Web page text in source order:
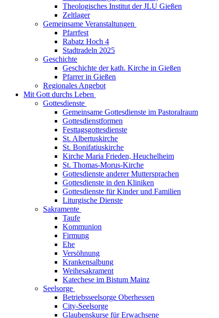
Theologisches Institut der JLU Gießen
Zeltlager
Gemeinsame Veranstaltungen
Pfarrfest
Rabatz Hoch 4
Stadtradeln 2025
Geschichte
Geschichte der kath. Kirche in Gießen
Pfarrer in Gießen
Regionales Angebot
Mit Gott durchs Leben
Gottesdienste
Gemeinsame Gottesdienste im Pastoralraum
Gottesdienstformen
Festtagsgottesdienste
St. Albertuskirche
St. Bonifatiuskirche
Kirche Maria Frieden, Heuchelheim
St. Thomas-Morus-Kirche
Gottesdienste anderer Muttersprachen
Gottesdienste in den Kliniken
Gottesdienste für Kinder und Familien
Liturgische Dienste
Sakramente
Taufe
Kommunion
Firmung
Ehe
Versöhnung
Krankensalbung
Weihesakrament
Katechese im Bistum Mainz
Seelsorge
Betriebsseelsorge Oberhessen
City-Seelsorge
Glaubenskurse für Erwachsene